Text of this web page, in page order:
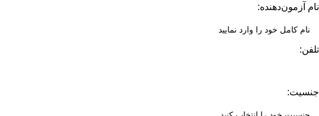
نام آزمون‌دهنده:
تلفن:
جنسیت: